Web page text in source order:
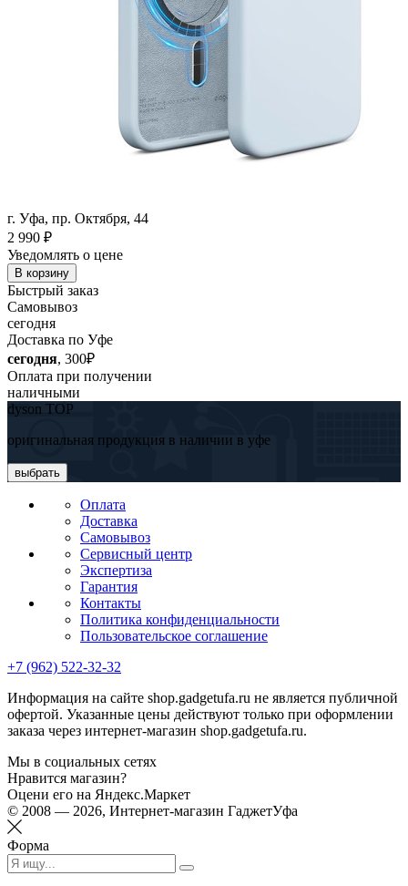
г. Уфа, пр. Октября, 44
2 990 ₽
Уведомлять о цене
В корзину
Быстрый заказ
Самовывоз
сегодня
Доставка по Уфе
сегодня, 300₽
Оплата при получении
наличными
dyson TOP
оригинальная продукция в наличии в уфе
выбрать
Оплата
Доставка
Самовывоз
Сервисный центр
Экспертиза
Гарантия
Контакты
Политика конфиденциальности
Пользовательское соглашение
+7 (962) 522-32-32
Информация на сайте shop.gadgetufa.ru не является публичной
офертой. Указанные цены действуют только при оформлении
заказа через интернет-магазин shop.gadgetufa.ru.
Мы в социальных сетях
Нравится магазин?
Оцени его на Яндекс.Маркет
© 2008 — 2026, Интернет-магазин ГаджетУфа
Форма